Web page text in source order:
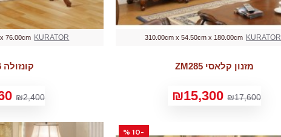
KURATOR
310.00cm x 54.50cm x 180.00cm
מזנון קלאסי ZM285
₪17,600
₪15,300
KURATOR
76.00cm
קונזולה B0706
₪2,400
-10 %